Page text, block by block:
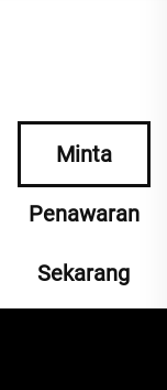
Minta
Penawaran
Sekarang